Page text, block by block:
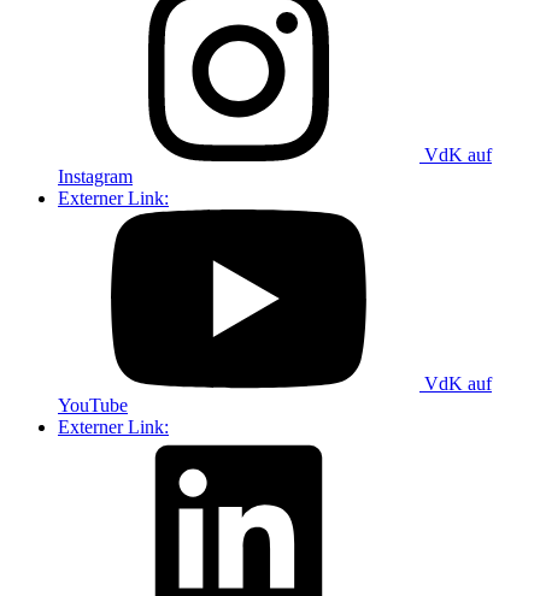
VdK auf
Instagram
Externer Link:
VdK auf
YouTube
Externer Link: